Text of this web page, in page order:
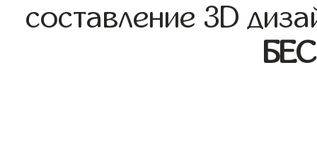
составление 3D